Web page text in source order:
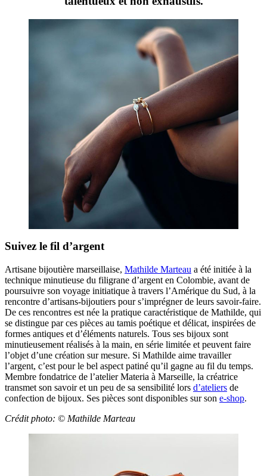
Suivez le fil d’argent
Artisane bijoutière marseillaise, Mathilde Marteau a été initiée à la
technique minutieuse du filigrane d’argent en Colombie, avant de
poursuivre son voyage initiatique à travers l’Amérique du Sud, à la
rencontre d’artisans-bijoutiers pour s’imprégner de leurs savoir-faire.
De ces rencontres est née la pratique caractéristique de Mathilde, qui
se distingue par ces pièces au tamis poétique et délicat, inspirées de
formes antiques et d’éléments naturels. Tous ses bijoux sont
minutieusement réalisés à la main, en série limitée et peuvent faire
l’objet d’une création sur mesure. Si Mathilde aime travailler
l’argent, c’est pour le bel aspect patiné qu’il gagne au fil du temps.
Membre fondatrice de l’atelier Materia à Marseille, la créatrice
transmet son savoir et un peu de sa sensibilité lors d’ateliers de
confection de bijoux. Ses pièces sont disponibles sur son e-shop.
Crédit photo: © Mathilde Marteau